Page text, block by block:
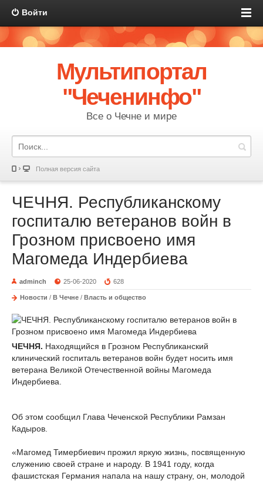
Войти
Мультипортал
"Чеченинфо"
Все о Чечне и мире
Полная версия сайта
ЧЕЧНЯ. Республиканскому
госпиталю ветеранов войн в
Грозном присвоено имя
Магомеда Индербиева
adminch 25-06-2020 628
Новости / В Чечне / Власть и общество
ЧЕЧНЯ. Находящийся в Грозном Республиканский
клинический госпиталь ветеранов войн будет носить имя
ветерана Великой Отечественной войны Магомеда
Индербиева.
Об этом сообщил Глава Чеченской Республики Рамзан
Кадыров.
«Магомед Тимербиевич прожил яркую жизнь, посвященную
служению своей стране и народу. В 1941 году, когда
фашистская Германия напала на нашу страну, он, молодой